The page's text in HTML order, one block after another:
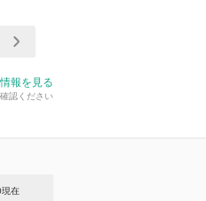
報を見る
認ください
在